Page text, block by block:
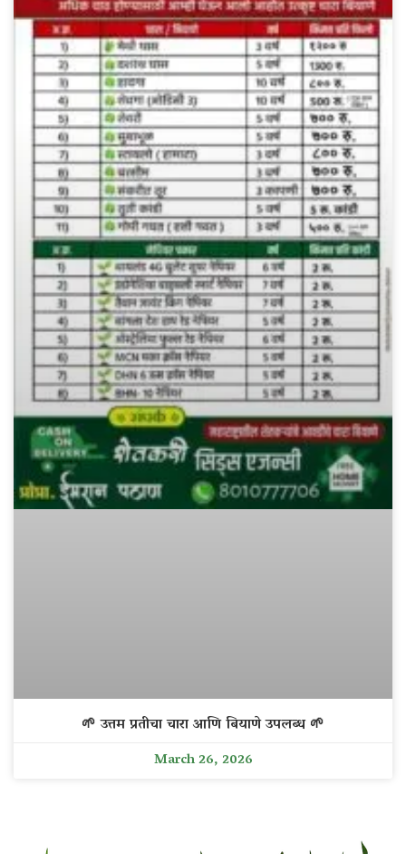
🌱 उत्तम प्रतीचा चारा आणि बियाणे उपलब्ध 🌱
March 26, 2026